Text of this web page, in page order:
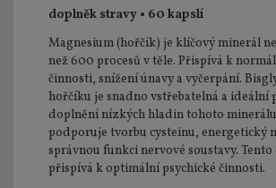
doplněk stravy • 60 kapslí
Magnesium (hořčík) je klíčový minerál
než 600 procesů v těle. Přispívá k
činnosti, snížení únavy a vyčerpání.
hořčíku je snadno vstřebatelná a ideální
doplnění nízkých hladin tohoto
podporuje tvorbu cysteinu, energetický
správnou funkci nervové soustavy.
přispívá k optimální psychické činnosti.